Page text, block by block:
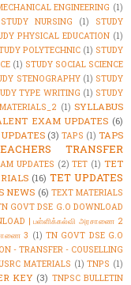
ENGINEERING (1)
STUDY NURSING (1)
STUDY
PHYSICAL EDUCATION (1)
POLYTECHNIC (1) STUDY
(1) STUDY SOCIAL SCIENCE
STENOGRAPHY (1) STUDY
TYPE WRITING (1) STUDY
(1) SYLLABUS
EXAM UPDATES (6)
(3) TAPS (1) TAPS
TRANSFER
UPDATES (2) TET (1) TET
(16) TET UPDATES
NEWS (6) TEXT MATERIALS
GOVT DSE G.O DOWNLOAD
| பள்ளிக்கல்வி அரசாணை 2
3 (1) TN GOVT DSE G.O
- TRANSFER - COUSELLING
MATERIALS (1) TNPS (1)
KEY (3) TNPSC BULLETIN